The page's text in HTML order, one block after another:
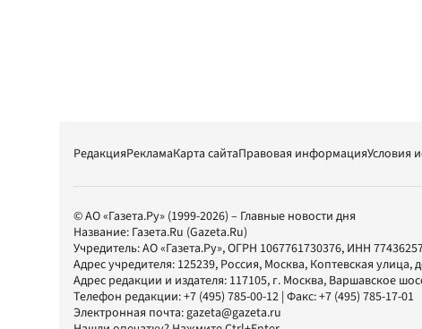
РедакцияРекламаКарта сайтаПравовая информацияУсловия
© АО «Газета.Ру» (1999-2026) – Главные новости дня
Название: Газета.Ru (Gazeta.Ru)
Учредитель:АО «Газета.Ру», ОГРН 1067761730376, ИНН
Адрес учредителя: 125239, Россия, Москва, Коптевская улица,
Адрес редакции и издателя: 117105, г. Москва, Варшавское
Телефон редакции:+7 (495) 785-00-12 | Факс:+7 (495) 785-17-01
Электронная почта:gazeta@gazeta.ru